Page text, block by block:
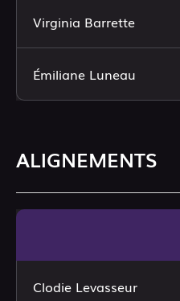
Virginia Barrette
Émiliane Luneau
ALIGNEMENTS
Clodie Levasseur